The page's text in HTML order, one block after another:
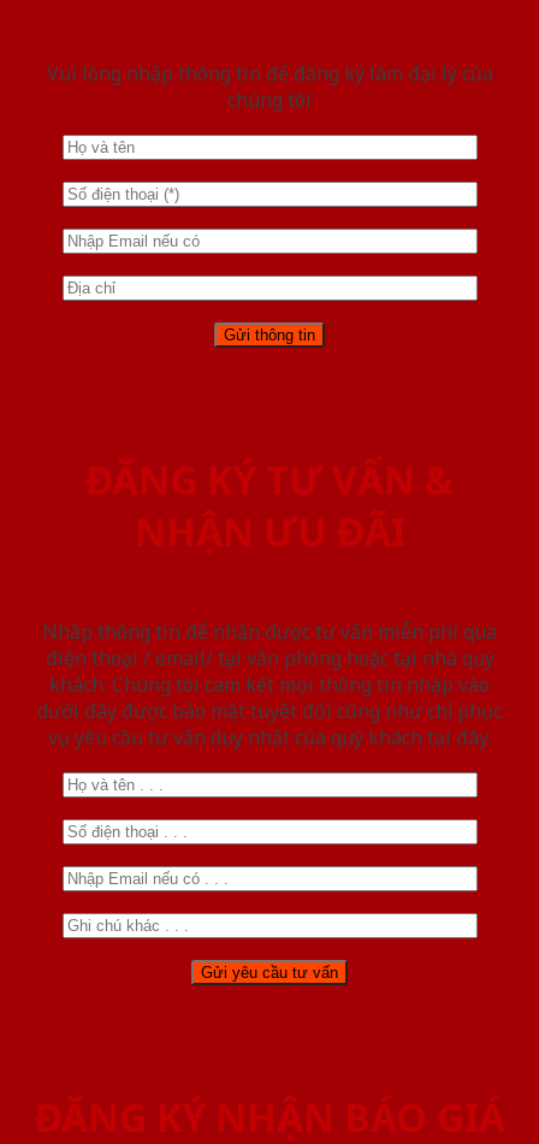
Vui lòng nhập thông tin để đăng ký làm đại lý của
chúng tôi
ĐĂNG KÝ TƯ VẤN &
NHẬN ƯU ĐÃI
Nhập thông tin để nhận được tư vấn miễn phí qua
điện thoại / email/ tại văn phòng hoặc tại nhà quý
khách. Chúng tôi cam kết mọi thông tin nhập vào
dưới đây được bảo mật tuyệt đối cũng như chỉ phục
vụ yêu cầu tư vấn duy nhất của quý khách tại đây.
ĐĂNG KÝ NHẬN BÁO GIÁ